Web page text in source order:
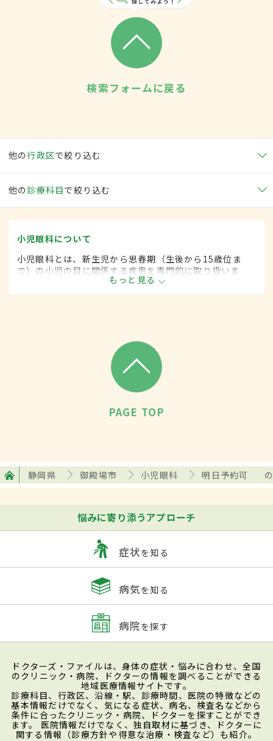
検索フォームに戻る
他の行政区で絞り込む
他の 診療科目で絞り込む
小児眼科について
小児眼科とは、新生児から思春期（生後から15歳位ま
で）の小児の目に関係する疾患を専門的に取り扱いま
もっと見る
PAGE TOP
静岡県 御殿場市 小児眼科 明日予約可
悩みに寄り添うアプローチ
症状を知る
病気を知る
病院を探す
ドクターズ・ファイルは、身体の症状・悩みに合わせ、全国
のクリニック・病院、ドクターの情報を調べることができる
地域医療情報サイトです。
診療科目、行政区、沿線・駅、診療時間、医院の特徴などの
基本情報だけでなく、気になる症状、病名、検査名などから
条件に合ったクリニック・病院、ドクターを探すことができ
ます。 医院情報だけでなく、独自取材に基づき、ドクターに
関する情報（診療方針や得意な治療・検査など）も紹介。